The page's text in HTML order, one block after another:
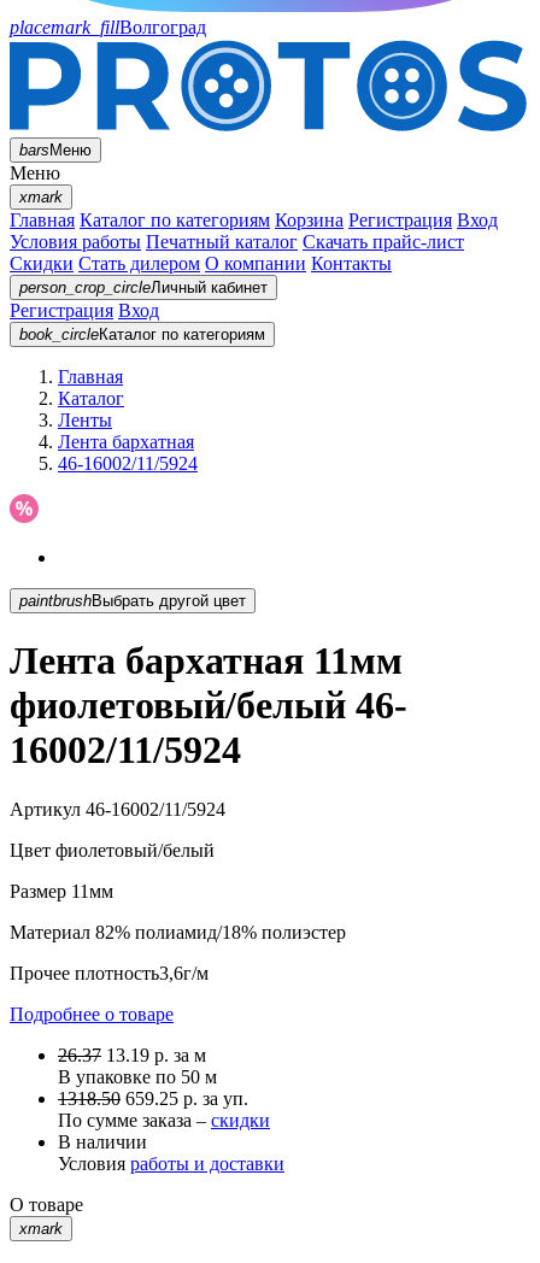
placemark_fillВолгоград
barsМеню
Меню
xmark
Главная Каталог по категориям Корзина Регистрация Вход
Условия работы Печатный каталог Скачать прайс-лист
Скидки Стать дилером О компании Контакты
person_crop_circleЛичный кабинет
Регистрация Вход
book_circleКаталог по категориям
Главная
Каталог
Ленты
Лента бархатная
46-16002/11/5924
paintbrush Выбрать другой цвет
Лента бархатная 11мм
фиолетовый/белый 46-
16002/11/5924
Артикул 46-16002/11/5924
Цвет фиолетовый/белый
Размер 11мм
Материал 82% полиамид/18% полиэстер
Прочее плотность3,6г/м
Подробнее о товаре
26.37 13.19 р. за м
В упаковке по 50 м
1318.50 659.25 р. за уп.
По сумме заказа – скидки
В наличии
Условия работы и доставки
О товаре
xmark